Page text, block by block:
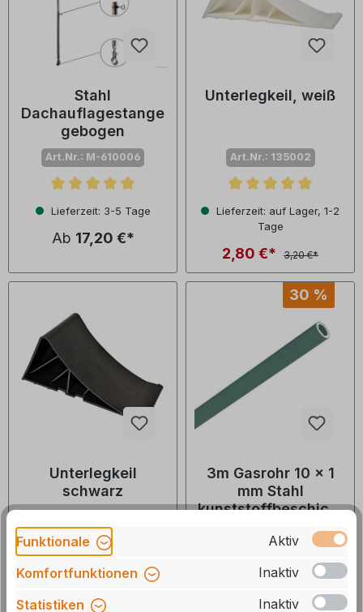
Stahl
Dachauflagestange
gebogen
Art.Nr.: M-610006
Durchschnittliche Bewertung von 5 von 5 Sternen
Lieferzeit: 3-5 Tage
Ab 17,20 €*
Unterlegkeil, weiß
Art.Nr.: 135002
Durchschnittliche
Lieferzeit: auf Lager, 1-2
Tage
2,80 €* 3,20 €*
Unterlegkeil
schwarz
Art.Nr.: 135001
Durchschnittliche Bewertung von 4 von 5 Sternen
Tage
30 %
3m Gasrohr 10 x 1
mm Stahl
kunststoffbeschicht
Art.Nr.: 9933831-3MK
Durchschnittliche
Funktionale
Aktiv
Komfortfunktionen
Inaktiv
Statistiken
Inaktiv